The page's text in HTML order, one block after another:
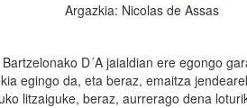
Argazkia: Nicolas de Assas
D´A jaialdian ere egongo
egingo da, eta beraz, emaitza
litzaiguke, beraz, aurrerago dena